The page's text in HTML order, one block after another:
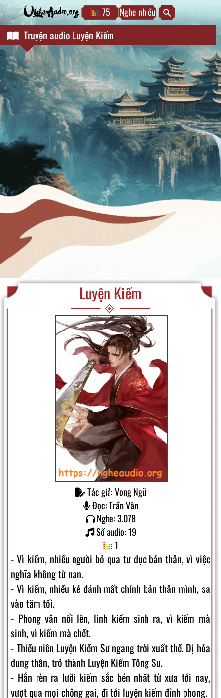
NgheAudio.org 75 Nghe nhiều
Truyện audio Luyện Kiếm
Luyện Kiếm
Tác giả: Vong Ngữ
Đọc: Trần Vân
Nghe: 3.078
Số audio: 19
1
- Vì kiếm, nhiều người bỏ qua tư dục bản thân, vì việc
nghĩa không từ nan.
- Vì kiếm, nhiều kẻ đánh mất chính bản thân mình, sa
vào tăm tối.
- Phong vân nổi lên, linh kiếm sinh ra, vì kiếm mà
sinh, vì kiếm mà chết.
- Thiếu niên Luyện Kiếm Sư ngang trời xuất thế. Dị hỏa
dung thân, trở thành Luyện Kiếm Tông Sư.
- Hắn rèn ra lưỡi kiếm sắc bén nhất từ xưa tới nay,
vượt qua mọi chông gai, đi tới luyện kiếm đỉnh phong.